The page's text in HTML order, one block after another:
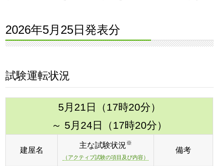
2026年5月25日発表分
試験運転状況
5月21日（17時20分）
～ 5月24日（17時20分）
建屋名
主な試験状況※
（アクティブ試験の項目及び内容）
備考